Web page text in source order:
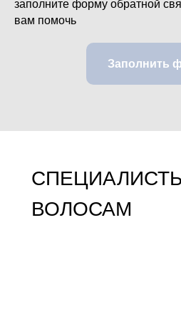
заполните форму обратной
вам помочь
Заполнить
ВОЛОСАМ